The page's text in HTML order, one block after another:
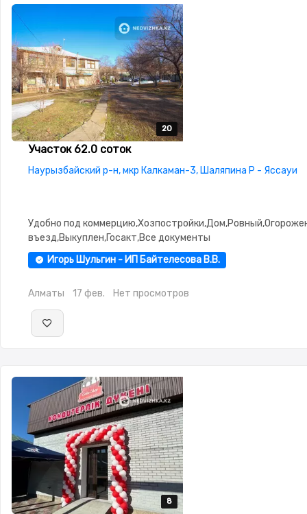
20
20
20
20
20
Участок 62.0 соток
Наурызбайский р-н, мкр Калкаман-3, Шаляпина Р - Яссауи
Удобно под
въезд,Выкуплен,Госакт,Все документы
Игорь Шульгин - ИП Байтелесова В.В.
Алматы 17 фев. Нет просмотров
8
8
8
8
8